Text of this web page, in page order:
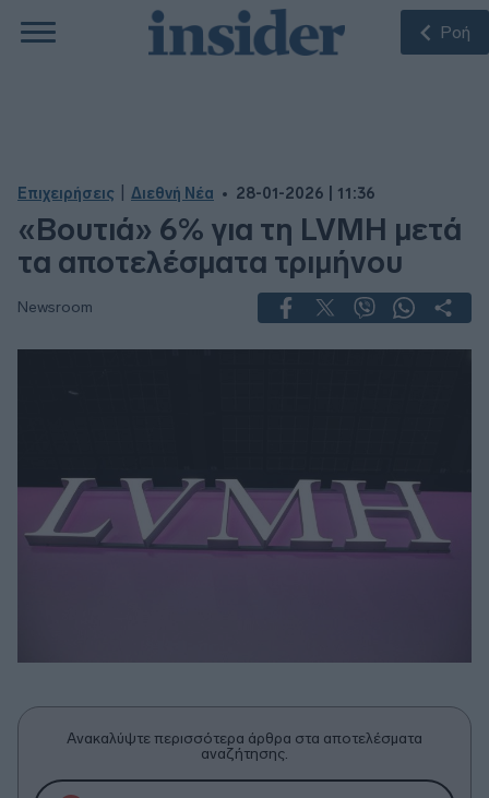
Ροή
Επιχειρήσεις Διεθνή Νέα 28-01-2026 | 11:36
«Βουτιά» 6% για τη LVMH μετά
τα αποτελέσματα τριμήνου
Newsroom
Ανακαλύψτε περισσότερα άρθρα στα αποτελέσματα
αναζήτησης.